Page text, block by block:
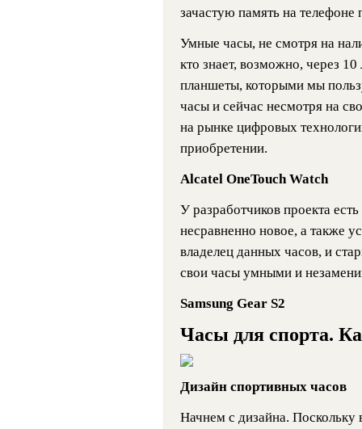
зачастую память на телефоне
Умные часы, не смотря на
кто знает, возможно, через
планшеты, которыми мы
часы и сейчас несмотря на
на рынке цифровых
приобретении.
Alcatel OneTouch Watch
У разработчиков проекта
несравненно новое, а также
владелец данных часов, и
свои часы умными и
Samsung Gear S2
Часы для спорта.
Дизайн спортивных часов
Начнем с дизайна.